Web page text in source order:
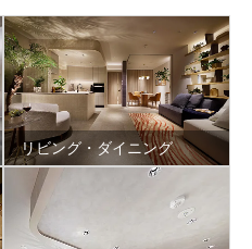
リビング・ダイニング